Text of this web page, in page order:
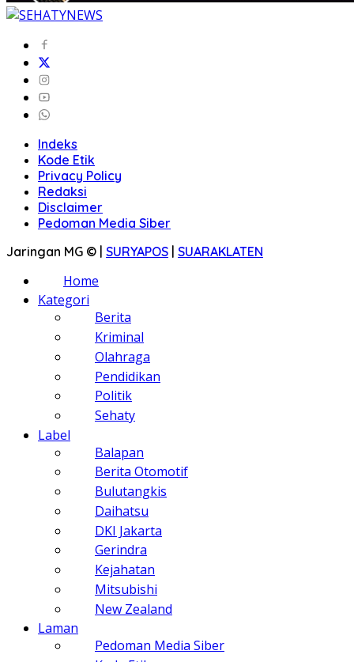
Indeks
Kode Etik
Privacy Policy
Redaksi
Disclaimer
Pedoman Media Siber
Jaringan MG © | SURYAPOS | SUARAKLATEN
Home
Kategori
Berita
Kriminal
Olahraga
Pendidikan
Politik
Sehaty
Label
Balapan
Berita Otomotif
Bulutangkis
Daihatsu
DKI Jakarta
Gerindra
Kejahatan
Mitsubishi
New Zealand
Laman
Pedoman Media Siber